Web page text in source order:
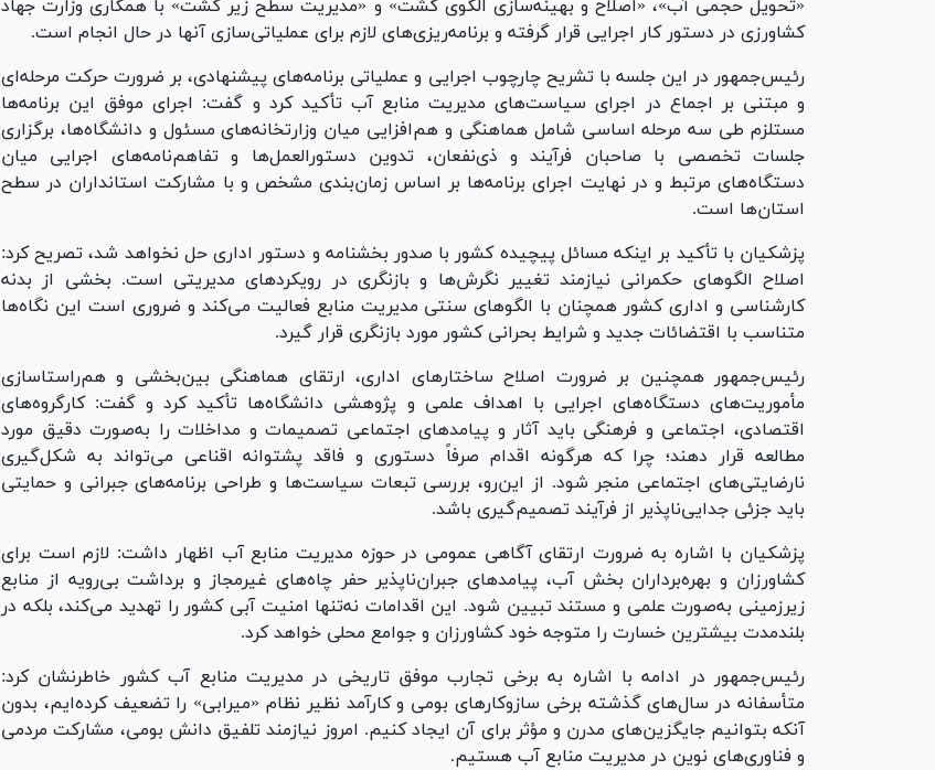
«تحویل حجمی آب»، «اصلاح و بهینه‌سازی الگوی کشت» و «مدیریت سطح زیر کشت» با همکاری وزارت جهاد
کشاورزی در دستور کار اجرایی قرار گرفته و برنامه‌ریزی‌های لازم برای عملیاتی‌سازی آنها در حال انجام است.
رئیس‌جمهور در این جلسه با تشریح چارچوب اجرایی و عملیاتی برنامه‌های پیشنهادی، بر ضرورت حرکت مرحله‌ای
و مبتنی بر اجماع در اجرای سیاست‌های مدیریت منابع آب تأکید کرد و گفت: اجرای موفق این برنامه‌ها
مستلزم طی سه مرحله اساسی شامل هماهنگی و هم‌افزایی میان وزارتخانه‌های مسئول و دانشگاه‌ها، برگزاری
جلسات تخصصی با صاحبان فرآیند و ذی‌نفعان، تدوین دستورالعمل‌ها و تفاهم‌نامه‌های اجرایی میان
دستگاه‌های مرتبط و در نهایت اجرای برنامه‌ها بر اساس زمان‌بندی مشخص و با مشارکت استانداران در سطح
استان‌ها است.
پزشکیان با تأکید بر اینکه مسائل پیچیده کشور با صدور بخشنامه و دستور اداری حل نخواهد شد، تصریح کرد:
اصلاح الگو‌های حکمرانی نیازمند تغییر نگرش‌ها و بازنگری در رویکرد‌های مدیریتی است. بخشی از بدنه
کارشناسی و اداری کشور همچنان با الگو‌های سنتی مدیریت منابع فعالیت می‌کند و ضروری است این نگاه‌ها
متناسب با اقتضائات جدید و شرایط بحرانی کشور مورد بازنگری قرار گیرد.
رئیس‌جمهور همچنین بر ضرورت اصلاح ساختار‌های اداری، ارتقای هماهنگی بین‌بخشی و هم‌راستاسازی
مأموریت‌های دستگاه‌های اجرایی با اهداف علمی و پژوهشی دانشگاه‌ها تأکید کرد و گفت: کارگروه‌های
اقتصادی، اجتماعی و فرهنگی باید آثار و پیامد‌های اجتماعی تصمیمات و مداخلات را به‌صورت دقیق مورد
مطالعه قرار دهند؛ چرا که هرگونه اقدام صرفاً دستوری و فاقد پشتوانه اقناعی می‌تواند به شکل‌گیری
نارضایتی‌های اجتماعی منجر شود. از این‌رو، بررسی تبعات سیاست‌ها و طراحی برنامه‌های جبرانی و حمایتی
باید جزئی جدایی‌ناپذیر از فرآیند تصمیم‌گیری باشد.
پزشکیان با اشاره به ضرورت ارتقای آگاهی عمومی در حوزه مدیریت منابع آب اظهار داشت: لازم است برای
کشاورزان و بهره‌برداران بخش آب، پیامد‌های جبران‌ناپذیر حفر چاه‌های غیرمجاز و برداشت بی‌رویه از منابع
زیرزمینی به‌صورت علمی و مستند تبیین شود. این اقدامات نه‌تنها امنیت آبی کشور را تهدید می‌کند، بلکه در
بلندمدت بیشترین خسارت را متوجه خود کشاورزان و جوامع محلی خواهد کرد.
رئیس‌جمهور در ادامه با اشاره به برخی تجارب موفق تاریخی در مدیریت منابع آب کشور خاطرنشان کرد:
متأسفانه در سال‌های گذشته برخی سازوکار‌های بومی و کارآمد نظیر نظام «میرابی» را تضعیف کرده‌ایم، بدون
آنکه بتوانیم جایگزین‌های مدرن و مؤثر برای آن ایجاد کنیم. امروز نیازمند تلفیق دانش بومی، مشارکت مردمی
و فناوری‌های نوین در مدیریت منابع آب هستیم.